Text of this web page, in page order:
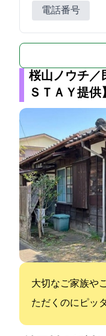
電話番号
桜山ノウチ
ＳＴＡＹ提供
大切なご家族や
ただくのにピッ